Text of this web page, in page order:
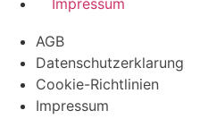
Impressum
AGB
Datenschutzerklarung
Cookie-Richtlinien
Impressum